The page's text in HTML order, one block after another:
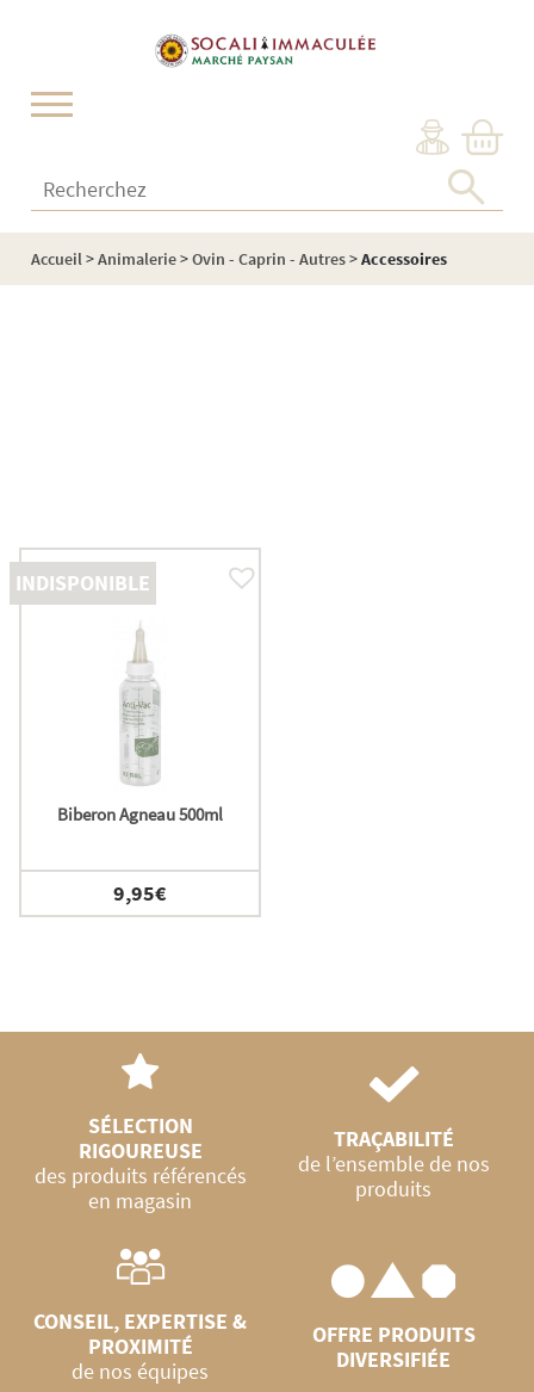
Recherchez :
Accueil>Animalerie>Ovin - Caprin - Autres>Accessoires
INDISPONIBLE
Biberon Agneau 500ml
9,95€
SÉLECTION
RIGOUREUSE
des produits référencés
en magasin
TRAÇABILITÉ
de l’ensemble de nos
produits
CONSEIL, EXPERTISE &
PROXIMITÉ
de nos équipes
OFFRE PRODUITS
DIVERSIFIÉE